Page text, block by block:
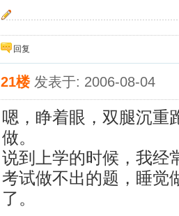
节节青挺立
叶叶翠昂生
回复
21楼 发表于: 2006-08-04
嗯，睁着眼，双腿沉重
做。
说到上学的时候，我经
考试做不出的题，睡觉
了。